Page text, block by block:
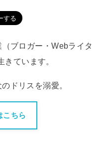
ブロガー・Webライタ
きています。
ドリスを溺愛。
こちら